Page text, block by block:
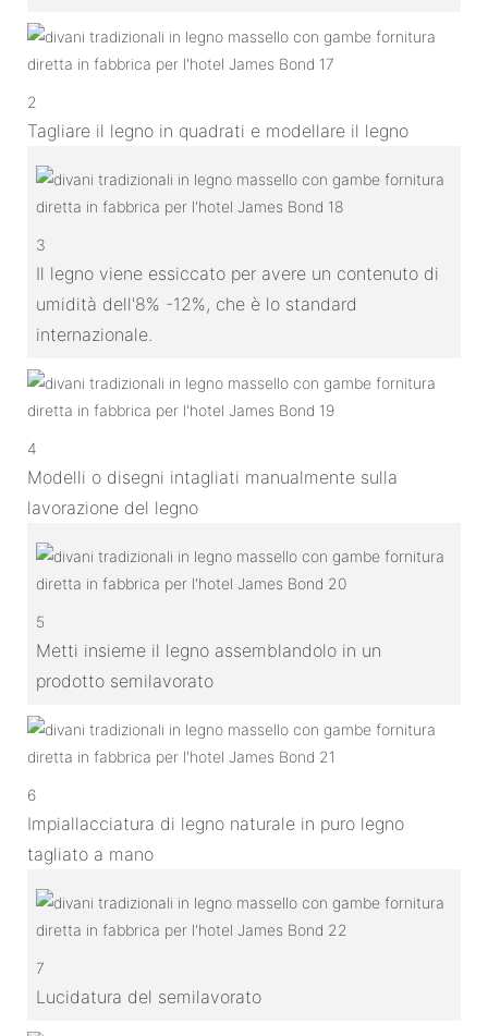
2
Tagliare il legno in quadrati e modellare il legno
3
Il legno viene essiccato per avere un contenuto di
umidità dell'8% -12%, che è lo standard
internazionale.
4
Modelli o disegni intagliati manualmente sulla
lavorazione del legno
5
Metti insieme il legno assemblandolo in un
prodotto semilavorato
6
Impiallacciatura di legno naturale in puro legno
tagliato a mano
7
Lucidatura del semilavorato